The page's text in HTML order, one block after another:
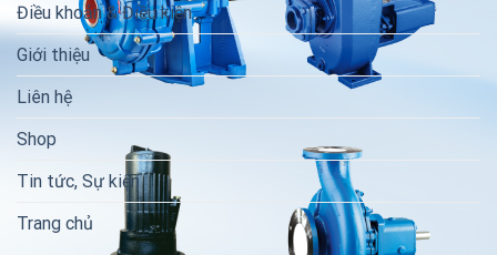
Điều khoản & Điều kiện
Giới thiệu
Liên hệ
Shop
Tin tức, Sự kiện
Trang chủ